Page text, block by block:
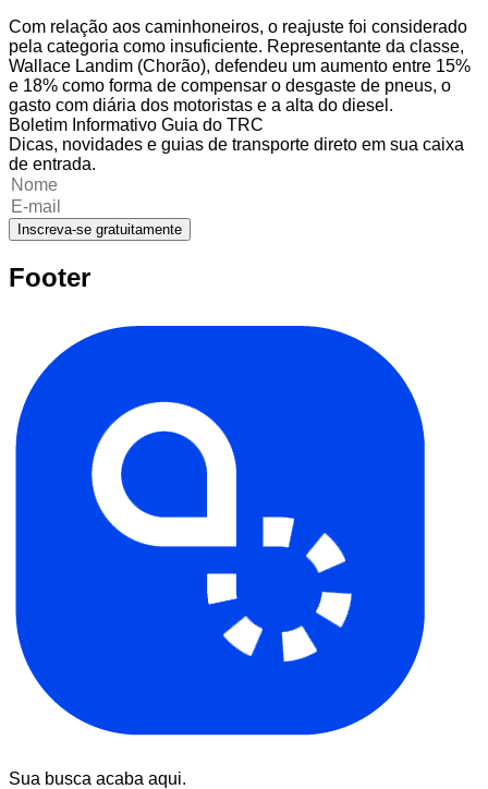
Com relação aos caminhoneiros, o reajuste foi considerado
pela categoria como insuficiente. Representante da classe,
Wallace Landim (Chorão), defendeu um aumento entre 15%
e 18% como forma de compensar o desgaste de pneus, o
gasto com diária dos motoristas e a alta do diesel.
Boletim Informativo Guia do TRC
Dicas, novidades e guias de transporte direto em sua caixa
de entrada.
Inscreva-se gratuitamente
Footer
Sua busca acaba aqui.